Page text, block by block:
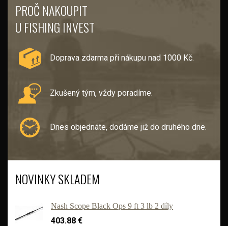
PROČ NAKOUPIT
U FISHING INVEST
Doprava zdarma při nákupu nad 1000 Kč.
Zkušený tým, vždy poradíme.
Dnes objednáte, dodáme již do druhého dne.
NOVINKY SKLADEM
Nash Scope Black Ops 9 ft 3 lb 2 díly
403.88 €